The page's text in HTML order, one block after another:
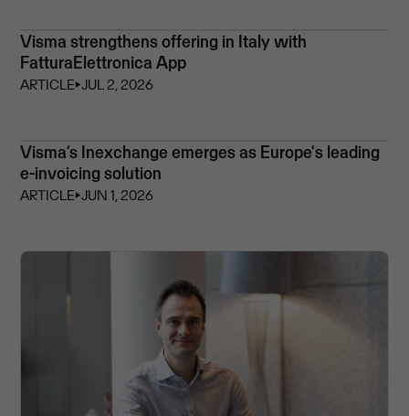
Visma strengthens offering in Italy with
FatturaElettronica App
ARTICLE⏵JUL 2, 2026
Visma’s Inexchange emerges as Europe's leading
e-invoicing solution
ARTICLE⏵JUN 1, 2026